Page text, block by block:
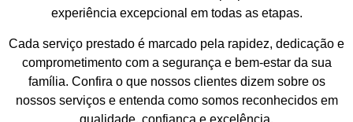
experiência excepcional em todas as etapas.
Cada serviço prestado é marcado pela rapidez, dedicação e
comprometimento com a segurança e bem-estar da sua
família. Confira o que nossos clientes dizem sobre os
nossos serviços e entenda como somos reconhecidos em
qualidade, confiança e excelência.